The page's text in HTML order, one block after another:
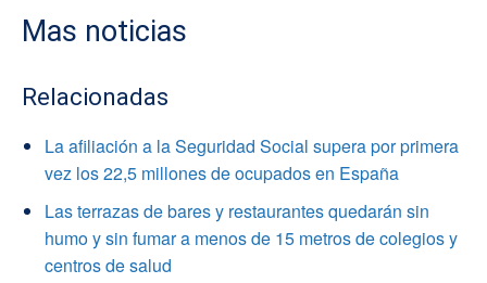
Mas noticias
Relacionadas
La afiliación a la Seguridad Social supera por primera
vez los 22,5 millones de ocupados en España
Las terrazas de bares y restaurantes quedarán sin
humo y sin fumar a menos de 15 metros de colegios y
centros de salud